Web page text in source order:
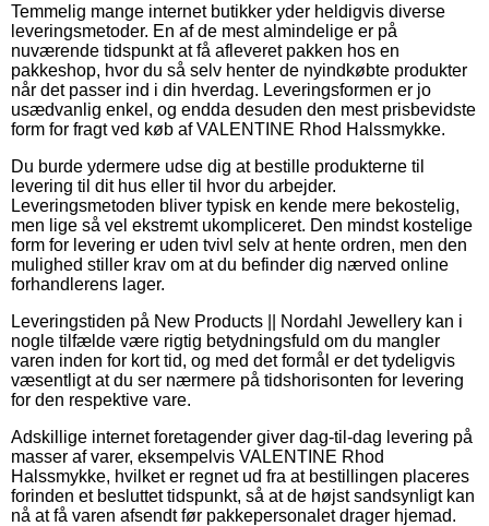
Temmelig mange internet butikker yder heldigvis diverse
leveringsmetoder. En af de mest almindelige er på
nuværende tidspunkt at få afleveret pakken hos en
pakkeshop, hvor du så selv henter de nyindkøbte produkter
når det passer ind i din hverdag. Leveringsformen er jo
usædvanlig enkel, og endda desuden den mest prisbevidste
form for fragt ved køb af VALENTINE Rhod Halssmykke.
Du burde ydermere udse dig at bestille produkterne til
levering til dit hus eller til hvor du arbejder.
Leveringsmetoden bliver typisk en kende mere bekostelig,
men lige så vel ekstremt ukompliceret. Den mindst kostelige
form for levering er uden tvivl selv at hente ordren, men den
mulighed stiller krav om at du befinder dig nærved online
forhandlerens lager.
Leveringstiden på New Products || Nordahl Jewellery kan i
nogle tilfælde være rigtig betydningsfuld om du mangler
varen inden for kort tid, og med det formål er det tydeligvis
væsentligt at du ser nærmere på tidshorisonten for levering
for den respektive vare.
Adskillige internet foretagender giver dag-til-dag levering på
masser af varer, eksempelvis VALENTINE Rhod
Halssmykke, hvilket er regnet ud fra at bestillingen placeres
forinden et besluttet tidspunkt, så at de højst sandsynligt kan
nå at få varen afsendt før pakkepersonalet drager hjemad.